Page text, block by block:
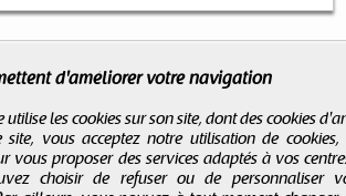
d'améliorer votre navigation
utilise les cookies sur son site, dont des cookies
site, vous acceptez notre utilisation de
vous proposer des services adaptés à vos
choisir de refuser ou de